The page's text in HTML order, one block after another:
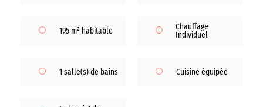
195 m² habitable
1 salle(s) de bains
Chauffage
Individuel
Cuisine équipée